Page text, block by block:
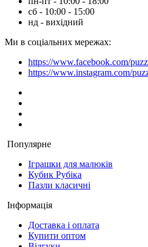
сб - 10:00 - 15:00
нд - вихідний
Ми в соціальних мережах:
https://www.facebook.com/
https://www.instagram.com/
Популярне
Іграшки для малюків
Кубик Рубіка
Пазли класичні
Інформація
Доставка і оплата
Купити оптом